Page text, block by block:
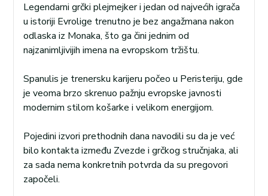
Legendarni grčki plejmejker i jedan od najvećih igrača
u istoriji Evrolige trenutno je bez angažmana nakon
odlaska iz Monaka, što ga čini jednim od
najzanimljivijih imena na evropskom tržištu.
Spanulis je trenersku karijeru počeo u Peristeriju, gde
je veoma brzo skrenuo pažnju evropske javnosti
modernim stilom košarke i velikom energijom.
Pojedini izvori prethodnih dana navodili su da je već
bilo kontakta između Zvezde i grčkog stručnjaka, ali
za sada nema konkretnih potvrda da su pregovori
započeli.